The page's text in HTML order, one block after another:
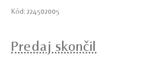
Kód: 224502005
Predaj skončil